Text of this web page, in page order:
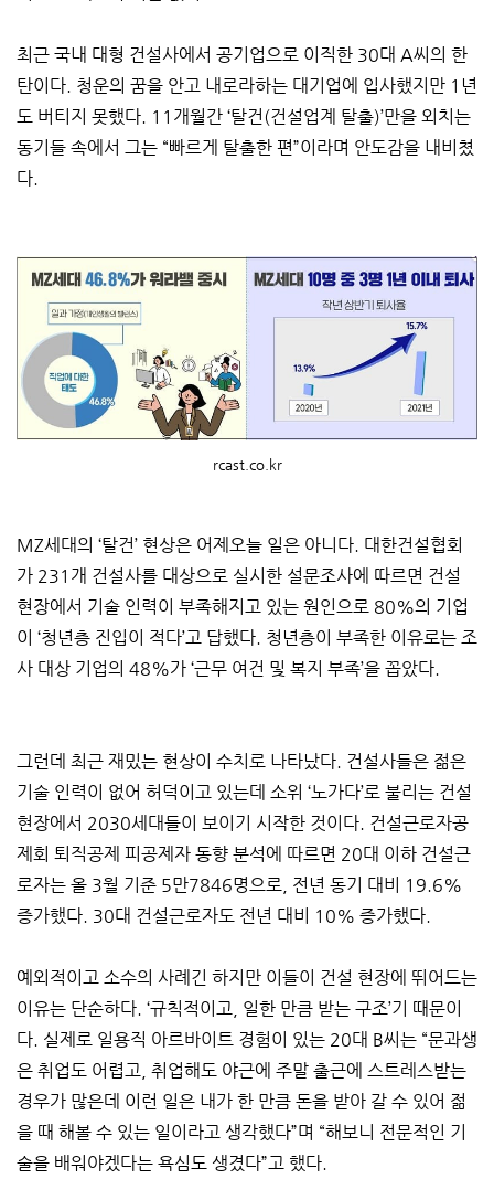
최근 국내 대형 건설사에서 공기업으로 이직한 30대 A씨의 한
탄이다. 청운의 꿈을 안고 내로라하는 대기업에 입사했지만 1년
도 버티지 못했다. 11개월간 ‘탈건(건설업계 탈출)’만을 외치는
동기들 속에서 그는 “빠르게 탈출한 편”이라며 안도감을 내비쳤
다.
rcast.co.kr
MZ세대의 ‘탈건’ 현상은 어제오늘 일은 아니다. 대한건설협회
가 231개 건설사를 대상으로 실시한 설문조사에 따르면 건설
현장에서 기술 인력이 부족해지고 있는 원인으로 80%의 기업
이 ‘청년층 진입이 적다’고 답했다. 청년층이 부족한 이유로는 조
사 대상 기업의 48%가 ‘근무 여건 및 복지 부족’을 꼽았다.
그런데 최근 재밌는 현상이 수치로 나타났다. 건설사들은 젊은
기술 인력이 없어 허덕이고 있는데 소위 ‘노가다’로 불리는 건설
현장에서 2030세대들이 보이기 시작한 것이다. 건설근로자공
제회 퇴직공제 피공제자 동향 분석에 따르면 20대 이하 건설근
로자는 올 3월 기준 5만7846명으로, 전년 동기 대비 19.6%
증가했다. 30대 건설근로자도 전년 대비 10% 증가했다.
예외적이고 소수의 사례긴 하지만 이들이 건설 현장에 뛰어드는
이유는 단순하다. ‘규칙적이고, 일한 만큼 받는 구조’기 때문이
다. 실제로 일용직 아르바이트 경험이 있는 20대 B씨는 “문과생
은 취업도 어렵고, 취업해도 야근에 주말 출근에 스트레스받는
경우가 많은데 이런 일은 내가 한 만큼 돈을 받아 갈 수 있어 젊
을 때 해볼 수 있는 일이라고 생각했다”며 “해보니 전문적인 기
술을 배워야겠다는 욕심도 생겼다”고 했다.